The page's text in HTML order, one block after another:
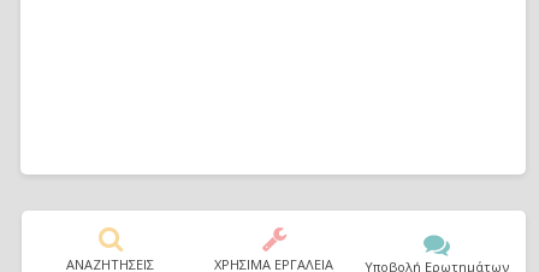
ΑΝΑΖΗΤΗΣΕΙΣ ΧΡΗΣΙΜΑ ΕΡΓΑΛΕΙΑ Υποβολή Ερωτημάτων